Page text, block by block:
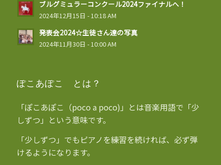
ブルグミュラーコンクール2024ファイナルへ！
2024年12月15日 - 10:18 AM
発表会2024☆生徒さん達の写真
2024年11月30日 - 10:00 AM
ぽこあぽこ とは？
「ぽこあぽこ（poco a poco)」とは音楽用語で「少
しずつ」という意味です。
「少しずつ」でもピアノを練習を続ければ、必ず弾
けるようになります。